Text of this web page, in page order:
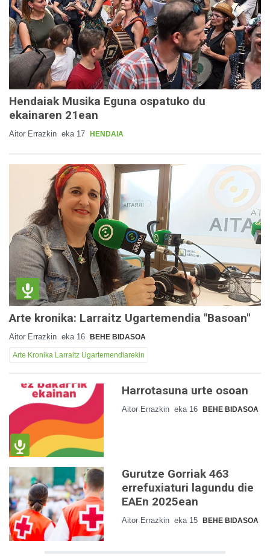
Hendaiak Musika Eguna ospatuko du
ekainaren 21ean
Aitor Errazkin eka 17 HENDAIA
Arte kronika: Larraitz Ugartemendia "Basoan"
Aitor Errazkin eka 16 BEHE BIDASOA
Arte Kronika Larraitz Ugartemendiarekin
Harrotasuna urte osoan
Aitor Errazkin eka 16 BEHE BIDASOA
Gurutze Gorriak 463
errefuxiaturi lagundu die
EAEn 2025ean
Aitor Errazkin eka 15 BEHE BIDASOA